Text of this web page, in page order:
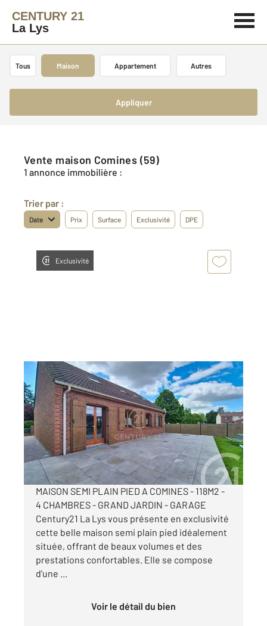
CENTURY 21
La Lys
Tous Maison Appartement Autres
Appliquer
Vente maison Comines (59)
1 annonce immobilière :
Trier par :
Date Prix Surface Exclusivité DPE
Exclusivité
COMINES 59
118,80 m2, 5 pièces
Ref : 104
Maison à vendre
399 000 €
Visiter le site dédié
MAISON SEMI PLAIN PIED A COMINES - 118M2 -
4 CHAMBRES - GRAND JARDIN - GARAGE
Century21 La Lys vous présente en exclusivité
cette belle maison semi plain pied idéalement
située, offrant de beaux volumes et des
prestations confortables. Elle se compose
d'une ...
Voir le détail du bien